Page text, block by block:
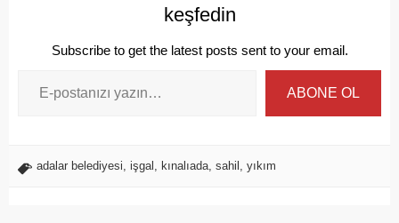
keşfedin
Subscribe to get the latest posts sent to your email.
ABONE OL
adalar belediyesi işgal kınalıada sahil yıkım